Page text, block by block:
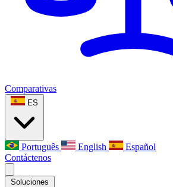
Comparativas
ES
Português English
Español
Contáctenos
Soluciones